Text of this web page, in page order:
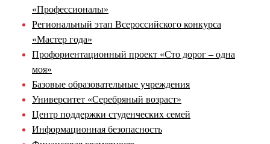
«Профессионалы»
Региональный этап Всероссийского конкурса
«Мастер года»
Профориентационный проект «Сто дорог – одна
моя»
Базовые образовательные учреждения
Университет «Серебряный возраст»
Центр поддержки студенческих семей
Информационная безопасность